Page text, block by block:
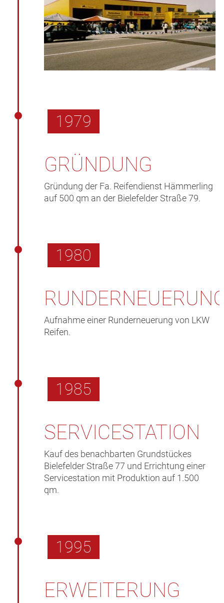
GRÜNDUNG
1979
Gründung der Fa. Reifendienst Hämmerling
auf 500 qm an der Bielefelder Straße 79.
1980
Aufnahme einer Runderneuerung von LKW
Reifen.
SERVICESTATION
1985
Kauf des benachbarten Grundstückes
Bielefelder Straße 77 und Errichtung einer
Servicestation mit Produktion auf 1.500
qm.
ERWEITERUNG
1995